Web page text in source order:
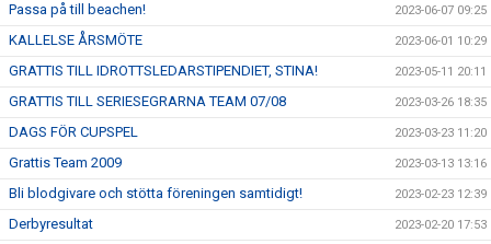
Passa på till beachen! 2023-06-07 09:25
KALLELSE ÅRSMÖTE 2023-06-01 10:29
GRATTIS TILL IDROTTSLEDARSTIPENDIET, STINA! 2023-05-11 20:11
GRATTIS TILL SERIESEGRARNA TEAM 07/08 2023-03-26 18:35
DAGS FÖR CUPSPEL 2023-03-23 11:20
Grattis Team 2009 2023-03-13 13:16
Bli blodgivare och stötta föreningen samtidigt! 2023-02-23 12:39
Derbyresultat 2023-02-20 17:53